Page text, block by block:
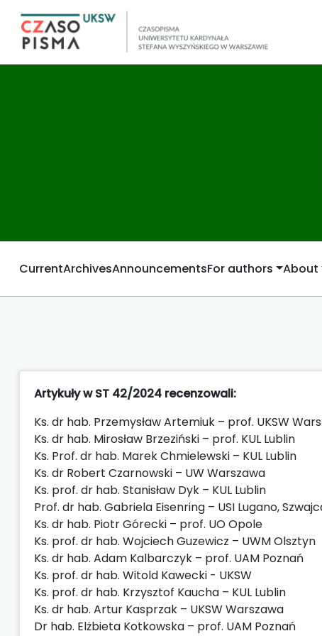
CurrentArchivesAnnouncementsFor authors About
Artykuły w ST 42/2024 recenzowali:
Ks. dr hab. Przemysław Artemiuk – prof. UKSW
Ks. dr hab. Mirosław Brzeziński – prof. KUL Lublin
Ks. Prof. dr hab. Marek Chmielewski – KUL Lublin
Ks. dr Robert Czarnowski – UW Warszawa
Ks. prof. dr hab. Stanisław Dyk – KUL Lublin
Prof. dr hab. Gabriela Eisenring – USI Lugano,
Ks. dr hab. Piotr Górecki – prof. UO Opole
Ks. prof. dr hab. Wojciech Guzewicz – UWM Olsztyn
Ks. dr hab. Adam Kalbarczyk – prof. UAM Poznań
Ks. prof. dr hab. Witold Kawecki - UKSW
Ks. prof. dr hab. Krzysztof Kaucha – KUL Lublin
Ks. dr hab. Artur Kasprzak – UKSW Warszawa
Dr hab. Elżbieta Kotkowska – prof. UAM Poznań